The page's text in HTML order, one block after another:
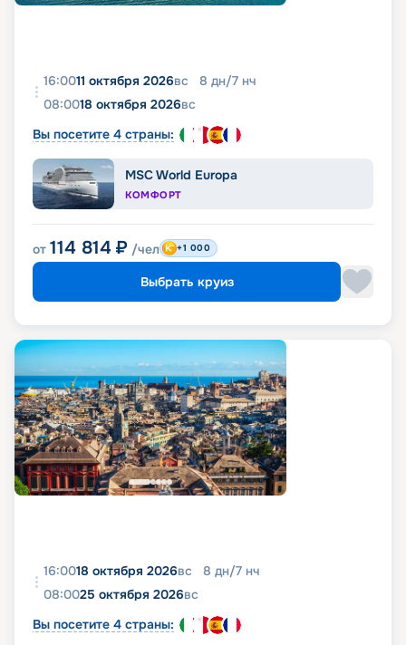
16:0011 октября 2026вс 8 дн/7 нч
08:0018 октября 2026вс
Вы посетите 4 страны:
MSC World Europa
КОМФОРТ
от 114 814 ₽ /чел +1 000
Выбрать круиз
16:0018 октября 2026вс 8 дн/7 нч
08:0025 октября 2026вс
Вы посетите 4 страны: